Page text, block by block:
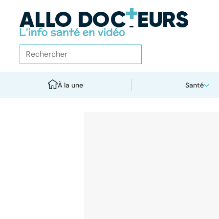
À la une Santé